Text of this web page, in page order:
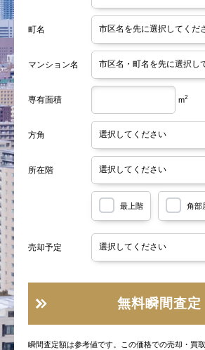
町名
マンション名
専有面積 m2
方角
所在階
最上階 角部
売却予定
無料瞬間査定
瞬間査定額は参考値です。この価格での売却・買